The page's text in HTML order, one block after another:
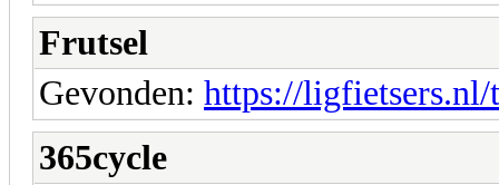
Frutsel
Gevonden: https://
365cycle